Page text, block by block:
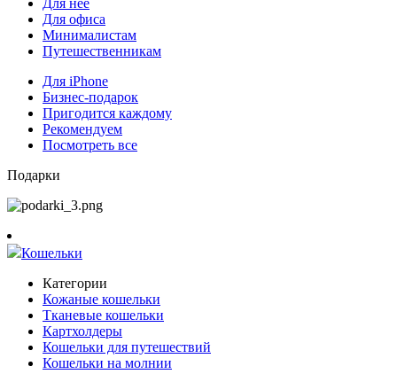
Для нее
Для офиса
Минималистам
Путешественникам
Для iPhone
Бизнес-подарок
Пригодится каждому
Рекомендуем
Посмотреть все
Подарки
Кошельки
Категории
Кожаные кошельки
Тканевые кошельки
Картхолдеры
Кошельки для путешествий
Кошельки на молнии